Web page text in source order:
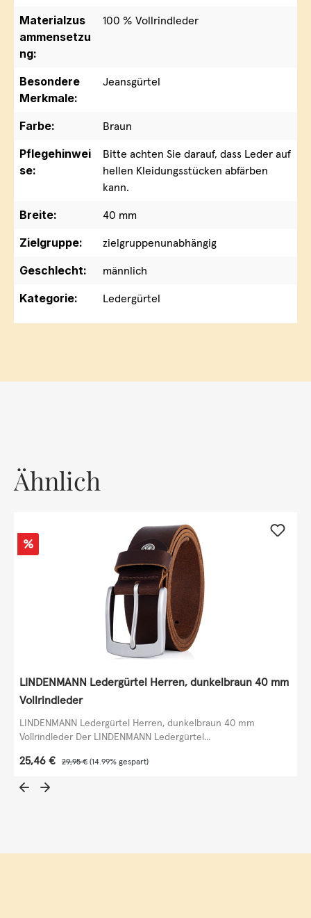
Materialzus
ammensetzu
ng:
100 % Vollrindleder
Besondere
Merkmale:
Jeansgürtel
Farbe:
Braun
Pflegehinwei
se:
Bitte achten Sie darauf, dass Leder auf
hellen Kleidungsstücken abfärben
kann.
Breite:
40 mm
Zielgruppe:
zielgruppenunabhängig
Geschlecht:
männlich
Kategorie:
Ledergürtel
Ähnlich
Rabatt
%
LINDENMANN Ledergürtel Herren, dunkelbraun 40 mm
Vollrindleder
LINDENMANN Ledergürtel Herren, dunkelbraun 40 mm
Vollrindleder Der LINDENMANN Ledergürtel...
Verkaufspreis:
25,46 € Regulärer Preis:
29,95 € (14.99% gespart)